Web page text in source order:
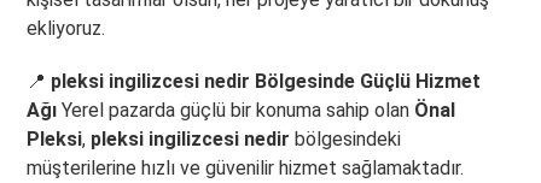
ekliyoruz.
📍 pleksi ingilizcesi nedir Bölgesinde Güçlü Hizmet
Ağı Yerel pazarda güçlü bir konuma sahip olan Önal
Pleksi, pleksi ingilizcesi nedir bölgesindeki
müşterilerine hızlı ve güvenilir hizmet sağlamaktadır.